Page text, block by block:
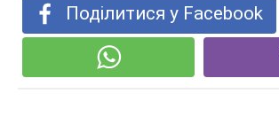
Поділитися у Facebook